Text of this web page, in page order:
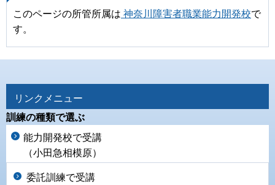
このページの所管所属は 神奈川障害者職業能力開発校で
す。
リンクメニュー
訓練の種類で選ぶ
能力開発校で受講
（小田急相模原）
委託訓練で受講